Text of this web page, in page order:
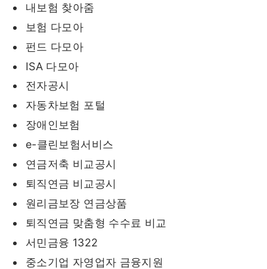
내보험 찾아줌
보험 다모아
펀드 다모아
ISA 다모아
전자공시
자동차보험 포털
장애인보험
e-클린보험서비스
연금저축 비교공시
퇴직연금 비교공시
원리금보장 연금상품
퇴직연금 맞춤형 수수료 비교
서민금융 1322
중소기업 자영업자 금융지원